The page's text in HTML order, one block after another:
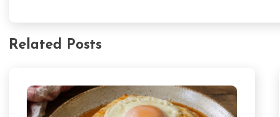
Related Posts